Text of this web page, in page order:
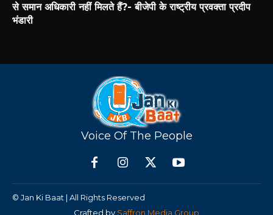
से समान अधिकारी नहीं मिलते हैं?- बीजेपी के राष्ट्रीय प्रवक्ता प्रदीप
भंडारी
Voice Of The People
© Jan Ki Baat | All Rights Reserved
Crafted by Saffron Media Group